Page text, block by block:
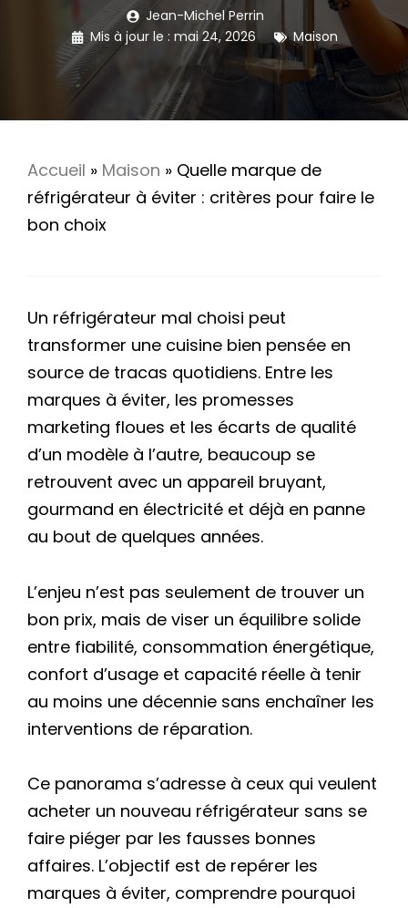
Jean-Michel Perrin
Mis à jour le : mai 24, 2026 Maison
Accueil » Maison » Quelle marque de
réfrigérateur à éviter : critères pour faire le
bon choix
Un réfrigérateur mal choisi peut
transformer une cuisine bien pensée en
source de tracas quotidiens. Entre les
marques à éviter, les promesses
marketing floues et les écarts de qualité
d’un modèle à l’autre, beaucoup se
retrouvent avec un appareil bruyant,
gourmand en électricité et déjà en panne
au bout de quelques années.
L’enjeu n’est pas seulement de trouver un
bon prix, mais de viser un équilibre solide
entre fiabilité, consommation énergétique,
confort d’usage et capacité réelle à tenir
au moins une décennie sans enchaîner les
interventions de réparation.
Ce panorama s’adresse à ceux qui veulent
acheter un nouveau réfrigérateur sans se
faire piéger par les fausses bonnes
affaires. L’objectif est de repérer les
marques à éviter, comprendre pourquoi